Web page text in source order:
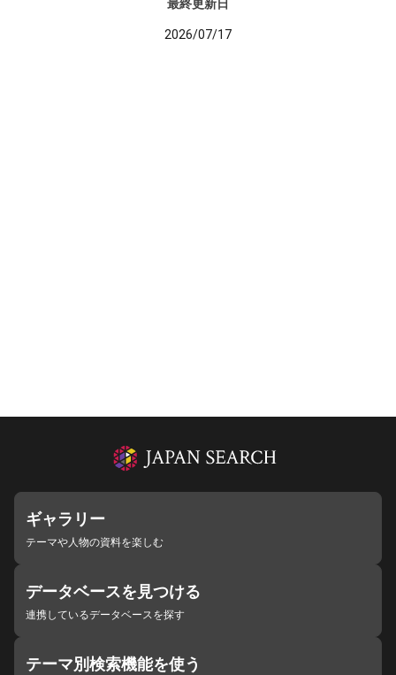
最終更新日
2026/07/17
ギャラリー
テーマや人物の資料を楽しむ
データベースを見つける
連携しているデータベースを探す
テーマ別検索機能を使う